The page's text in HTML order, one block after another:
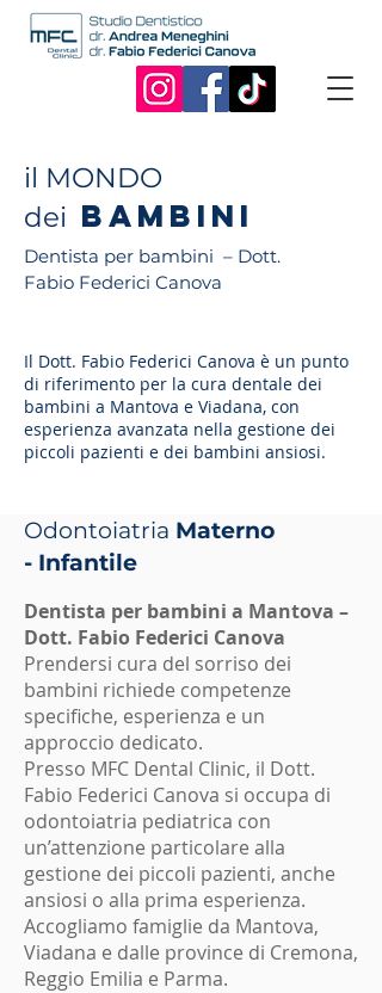
il MONDO
dei bambinI
Dentista per bambini – Dott.
Fabio Federici Canova
Il Dott. Fabio Federici Canova è un punto
di riferimento per la cura dentale dei
bambini a Mantova e Viadana, con
esperienza avanzata nella gestione dei
piccoli pazienti e dei bambini ansiosi.
Odontoiatria Materno
- Infantile
Dentista per bambini a Mantova –
Dott. Fabio Federici Canova
Prendersi cura del sorriso dei
bambini richiede competenze
specifiche, esperienza e un
approccio dedicato.
Presso MFC Dental Clinic, il Dott.
Fabio Federici Canova si occupa di
odontoiatria pediatrica con
un’attenzione particolare alla
gestione dei piccoli pazienti, anche
ansiosi o alla prima esperienza.
Accogliamo famiglie da Mantova,
Viadana e dalle province di Cremona,
Reggio Emilia e Parma.